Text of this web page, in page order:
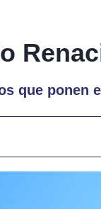
que ponen